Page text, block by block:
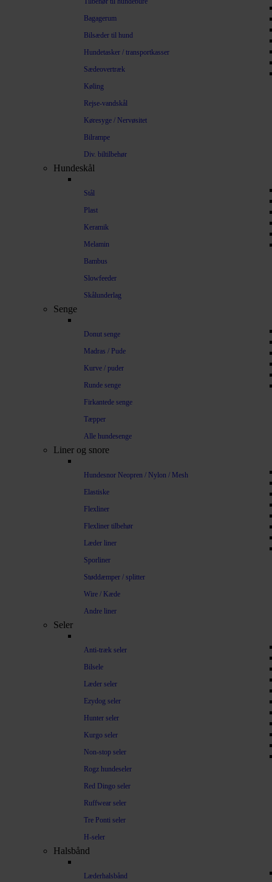
Bagagerum
Bilsæder til hund
Hundetasker / transportkasser
Sædeovertræk
Køling
Rejse-vandskål
Køresyge / Nervøsitet
Bilrampe
Div. biltilbehør
Hundeskål
Stål
Plast
Keramik
Melamin
Bambus
Slowfeeder
Skålunderlag
Senge
Donut senge
Madras / Pude
Kurve / puder
Runde senge
Firkantede senge
Tæpper
Alle hundesenge
Liner og snore
Hundesnor Neopren / Nylon / Mesh
Elastiske
Flexliner
Flexliner tilbehør
Læder liner
Sporliner
Støddæmper / splitter
Wire / Kæde
Andre liner
Seler
Anti-træk seler
Bilsele
Læder seler
Ezydog seler
Hunter seler
Kurgo seler
Non-stop seler
Rogz hundeseler
Red Dingo seler
Ruffwear seler
Tre Ponti seler
H-seler
Halsbånd
Læderhalsbånd